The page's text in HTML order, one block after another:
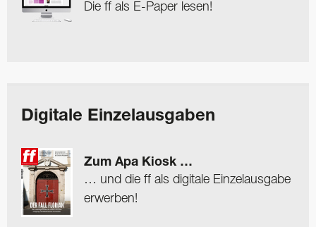
Die ff als E-Paper lesen!
Digitale Einzelausgaben
Zum Apa Kiosk …
… und die ff als digitale Einzelausgabe
erwerben!